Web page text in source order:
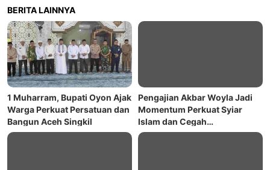
BERITA LAINNYA
1 Muharram, Bupati Oyon Ajak
Warga Perkuat Persatuan dan
Bangun Aceh Singkil
Pengajian Akbar Woyla Jadi
Momentum Perkuat Syiar
Islam dan Cegah
Kemungkaran